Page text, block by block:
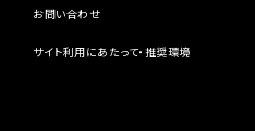
お問い合わせ
サイト利用にあたって・推奨環境